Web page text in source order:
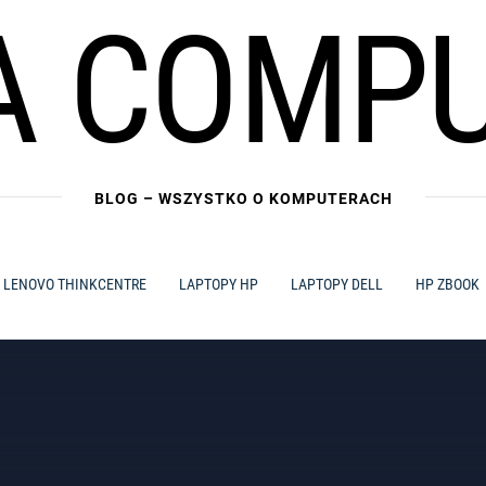
BLOG – WSZYSTKO O KOMPUTERACH
LENOVO THINKCENTRE LAPTOPY HP LAPTOPY DELL HP ZBOOK